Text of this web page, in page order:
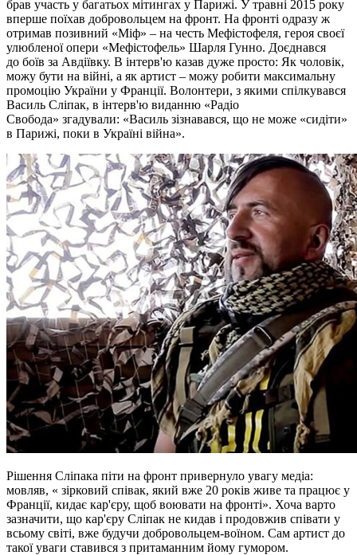
брав участь у багатьох мітингах у Парижі. У травні 2015 року
вперше поїхав добровольцем на фронт. На фронті одразу ж
отримав позивний «Міф» – на честь Мефістофеля, героя своєї
улюбленої опери «Мефістофель» Шарля Гунно. Доєднався
до боїв за Авдіївку. В інтерв'ю казав дуже просто: Як чоловік,
можу бути на війні, а як артист – можу робити максимальну
промоцію України у Франції. Волонтери, з якими спілкувався
Василь Сліпак, в інтерв'ю виданню «Радіо
Свобода» згадували: «Василь зізнавався, що не може «сидіти»
в Парижі, поки в Україні війна».
Рішення Сліпака піти на фронт привернуло увагу медіа:
мовляв, « зірковий співак, який вже 20 років живе та працює у
Франції, кидає кар'єру, щоб воювати на фронті». Хоча варто
зазначити, що кар'єру Сліпак не кидав і продовжив співати у
всьому світі, вже будучи добровольцем-воїном. Сам артист до
такої уваги ставився з притаманним йому гумором.